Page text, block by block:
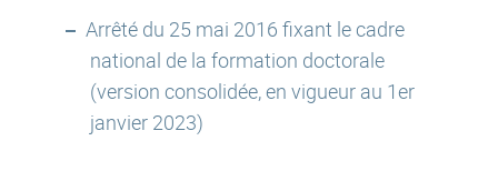
Arrêté du 25 mai 2016 fixant le cadre
national de la formation doctorale
(version consolidée, en vigueur au 1er
janvier 2023)